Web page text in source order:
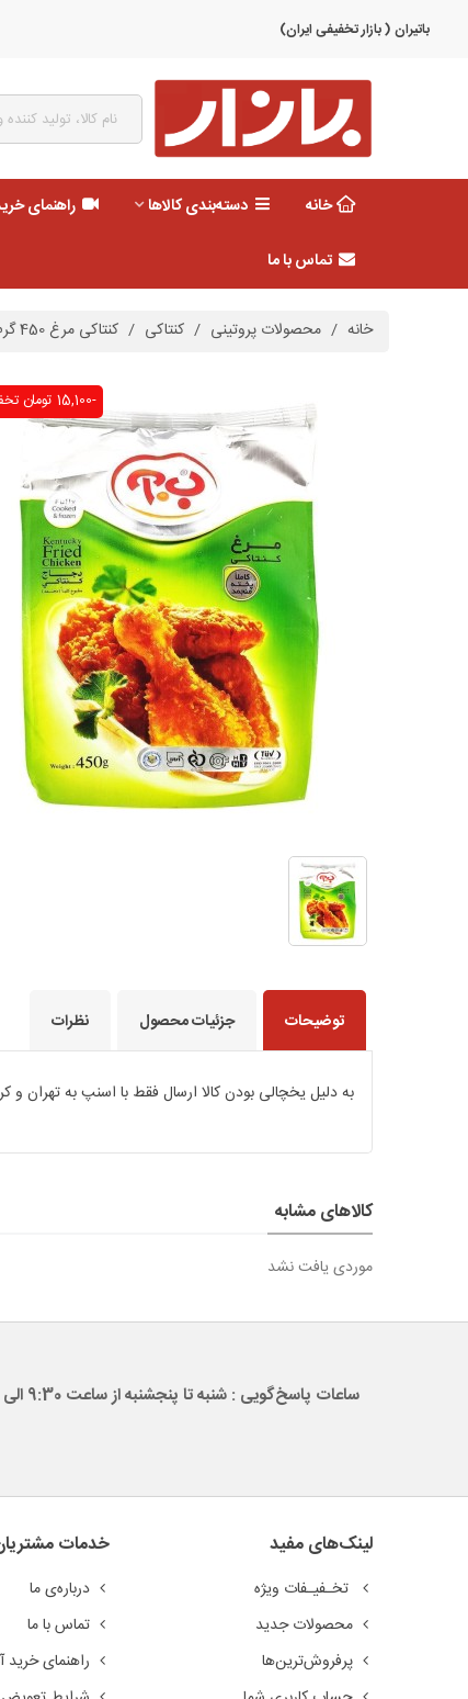
باتیران ( بازار تخفیفی ایران)
خانه دسته‌بندی کالاها راهنمای
تماس با ما
خانه / محصولات پروتینی / کنتاکی / کنتاکی مرغ 450 گرم ب.آ
-15,100 تومان
توضیحات جزئیات محصول نظرات
به دلیل یخچالی بودن کالا ارسال فقط با اسنپ به
کالاهای مشابه
موردی یافت نشد
ساعات پاسخ‌گویی : شنبه تا پنجشنبه از ساعت 9:30 الی 20
لینک‌های مفید
تخـفیـفات ویژه
محصولات جدید
پرفروش‌ترین‌ها
خدمات
درباره‌ی ما
تماس با ما
راهنمای خرید